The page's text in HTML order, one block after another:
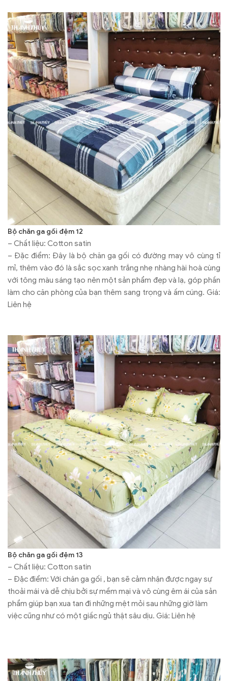
Bộ chăn ga gối đệm 12
– Chất liệu: Cotton satin
– Đặc điểm: Đây là bộ chăn ga gối có đường may vô cùng tỉ
mỉ, thêm vào đó là sắc sọc xanh trắng nhẹ nhàng hài hoà cùng
với tông màu sáng tạo nên một sản phẩm đẹp và lạ, góp phần
làm cho căn phòng của bạn thêm sang trọng và ấm cúng. Giá:
Liên hệ
Bộ chăn ga gối đệm 13
– Chất liệu: Cotton satin
– Đặc điểm: Với chăn ga gối , bạn sẽ cảm nhận được ngay sự
thoải mái và dễ chịu bởi sự mềm mại và vô cùng êm ái của sản
phẩm giúp bạn xua tan đi những mệt mỏi sau những giờ làm
việc cũng như có một giấc ngủ thật sâu dịu. Giá: Liên hệ